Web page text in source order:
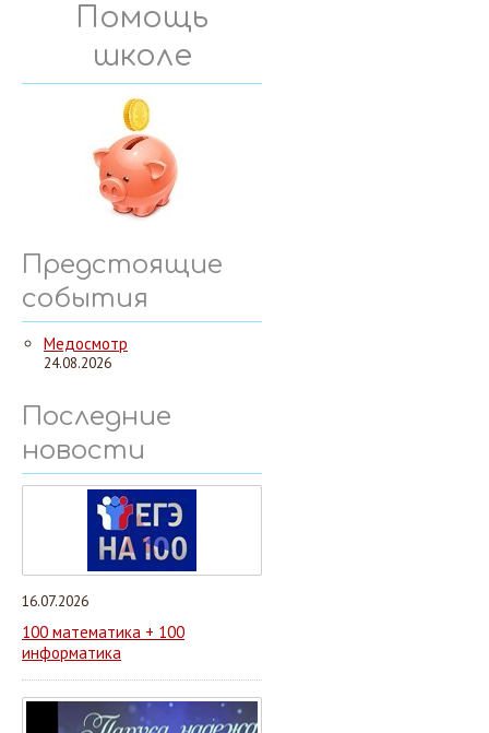
Помощь
школе
Предстоящие
события
Медосмотр
24.08.2026
Последние
новости
16.07.2026
100 математика + 100
информатика